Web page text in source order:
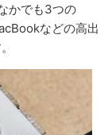
かでも3つの
などの高出